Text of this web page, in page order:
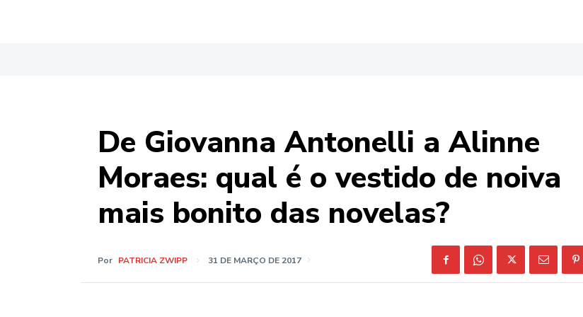
De Giovanna Antonelli a Alinne
Moraes: qual é o vestido de noiva
mais bonito das novelas?
Por PATRICIA ZWIPP 31 DE MARÇO DE 2017